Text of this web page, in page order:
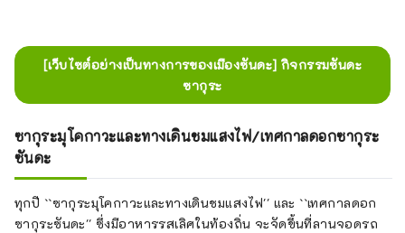
[เว็บไซต์อย่างเป็นทางการของเมืองซันดะ] กิจกรรมซันดะ
ซากุระ
ซากุระมุโคกาวะและทางเดินชมแสงไฟ/เทศกาลดอกซากุระ
ซันดะ
ทุกปี ``ซากุระมุโคกาวะและทางเดินชมแสงไฟ'' และ ``เทศกาลดอก
ซากุระซันดะ'' ซึ่งมีอาหารรสเลิศในท้องถิ่น จะจัดขึ้นที่ลานจอดรถ